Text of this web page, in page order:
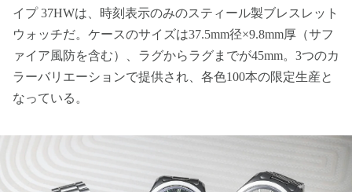
イプ 37HWは、時刻表示のみのスティール製ブレスレット
ウォッチだ。ケースのサイズは37.5mm径×9.8mm厚（サフ
ァイア風防を含む）、ラグからラグまでが45mm。3つのカ
ラーバリエーションで提供され、各色100本の限定生産と
なっている。